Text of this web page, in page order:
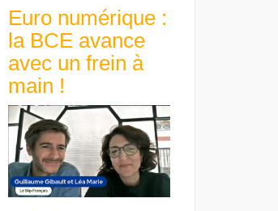
Euro numérique :
la BCE avance
avec un frein à
main !